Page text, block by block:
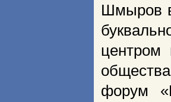
Шмыров
центром
форум